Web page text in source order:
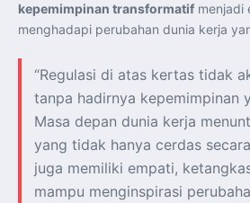
kepemimpinan transformatif menjadi
menghadapi perubahan dunia kerja
“Regulasi di atas kertas tidak
tanpa hadirnya kepemimpinan
Masa depan dunia kerja
yang tidak hanya cerdas
juga memiliki empati,
mampu menginspirasi